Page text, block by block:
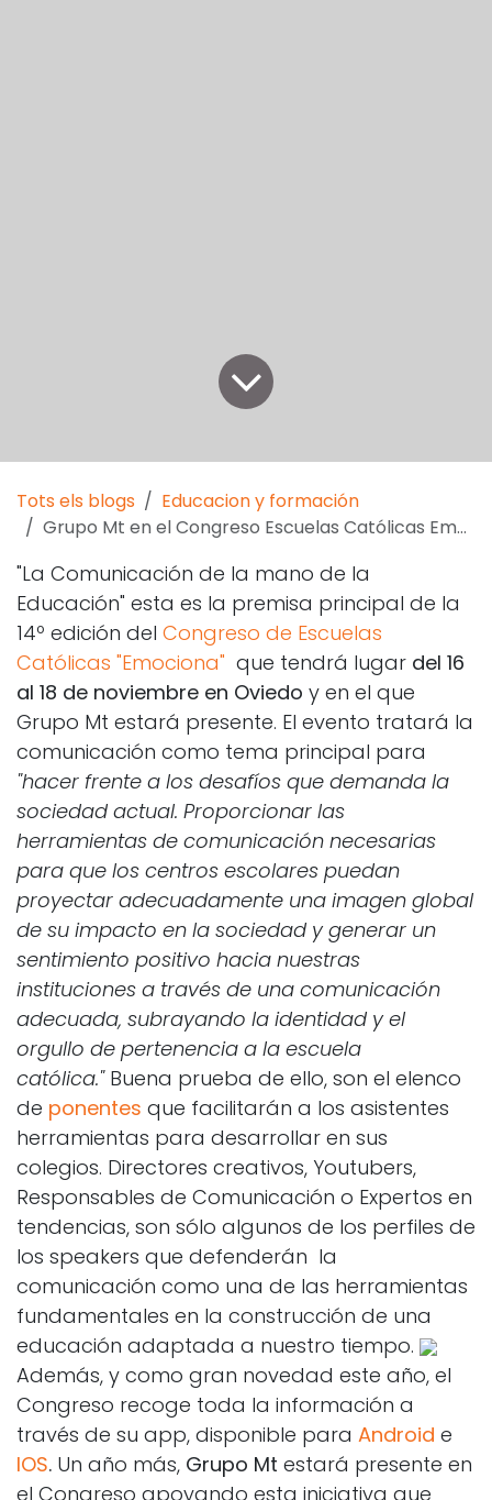
Tots els blogs
Educacion y formación
Grupo Mt en el Congreso Escuelas Católicas Emociona
"La Comunicación de la mano de la
Educación" esta es la premisa principal de la
14º edición del Congreso de Escuelas
Católicas "Emociona" que tendrá lugar del 16
al 18 de noviembre en Oviedo y en el que
Grupo Mt estará presente. El evento tratará la
comunicación como tema principal para
"hacer frente a los desafíos que demanda la
sociedad actual. Proporcionar las
herramientas de comunicación necesarias
para que los centros escolares puedan
proyectar adecuadamente una imagen global
de su impacto en la sociedad y generar un
sentimiento positivo hacia nuestras
instituciones a través de una comunicación
adecuada, subrayando la identidad y el
orgullo de pertenencia a la escuela
católica." Buena prueba de ello, son el elenco
de ponentes que facilitarán a los asistentes
herramientas para desarrollar en sus
colegios. Directores creativos, Youtubers,
Responsables de Comunicación o Expertos en
tendencias, son sólo algunos de los perfiles de
los speakers que defenderán la
comunicación como una de las herramientas
fundamentales en la construcción de una
educación adaptada a nuestro tiempo.
Además, y como gran novedad este año, el
Congreso recoge toda la información a
través de su app, disponible para Android e
IOS. Un año más, Grupo Mt estará presente en
el Congreso apoyando esta iniciativa que